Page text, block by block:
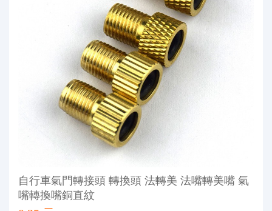
自行車氣門轉接頭 轉換頭 法轉美 法嘴轉美嘴 氣
嘴轉換嘴銅直紋